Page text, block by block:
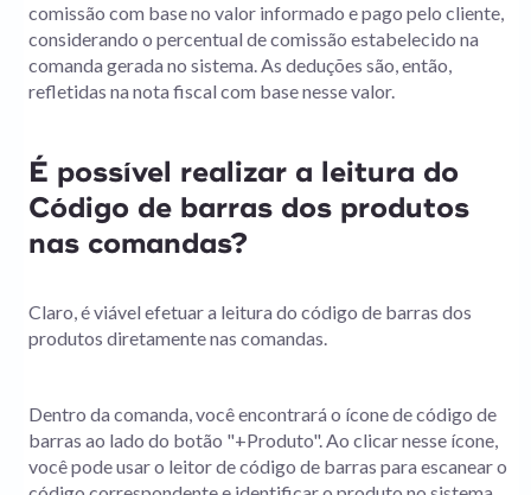
comissão com base no valor informado e pago pelo cliente,
considerando o percentual de comissão estabelecido na
comanda gerada no sistema. As deduções são, então,
refletidas na nota fiscal com base nesse valor.
É possível realizar a leitura do
Código de barras dos produtos
nas comandas?
Claro, é viável efetuar a leitura do código de barras dos
produtos diretamente nas comandas.
Dentro da comanda, você encontrará o ícone de código de
barras ao lado do botão "+Produto". Ao clicar nesse ícone,
você pode usar o leitor de código de barras para escanear o